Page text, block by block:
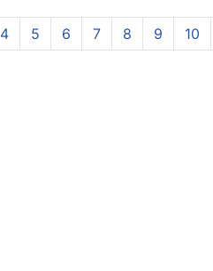
4 5 6 7 8 9 10